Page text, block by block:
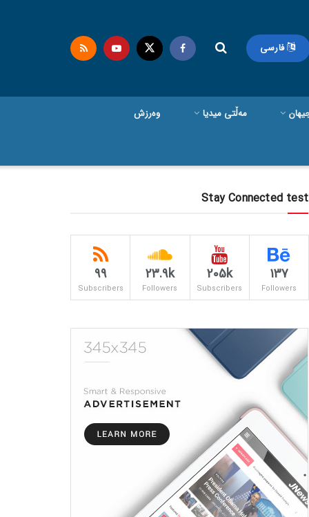
فارسی
مەڵتی میدیا وەرزش
Stay Connected test
137
Followers
205k
Subscribers
23.9k
Followers
99
Subscribers